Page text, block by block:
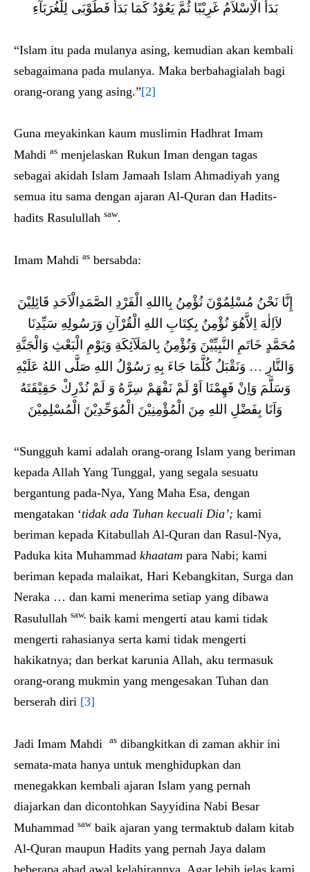
بَدَأَ الْاِسْلاَمُ غَرِيْبًا ثُمَّ يَعُوْدُ كَمَا بَدَأَ فَطُوْبَى لِلْغُرَبَآءِ
“Islam itu pada mulanya asing, kemudian akan kembali
sebagaimana pada mulanya. Maka berbahagialah bagi
orang-orang yang asing.”[2]
Guna meyakinkan kaum muslimin Hadhrat Imam
Mahdi as menjelaskan Rukun Iman dengan tagas
sebagai akidah Islam Jamaah Islam Ahmadiyah yang
semua itu sama dengan ajaran Al-Quran dan Hadits-
hadits Rasulullah saw.
Imam Mahdi as bersabda:
إِنَّا نَحْنُ مُسْلِمُوْنَ نُؤْمِنُ بِااللهِ الْفَرْدِ الصَّمَدِالْاَحَدِ قَائِلِيْنَ
لاَاِلٰهَ اِلاَّهُوَ نُؤْمِنُ بِكِتَابِ اللهِ الْقُرْآنِ وَرَسُولِهِ سَيِّدِنَا
مُحَمَّدٍ خَاتَمِ النَّبِيِّيْنَ وَنُؤْمِنُ بِالمَلَآئِكَةِ وَيَوْمِ الْبَعْثِ وَالْجَنَّةِ
وَالنَّارِ … وَنَقْبَلُ كُلَّمَا جَاءَ بِهِ رَسُوْلُ اللهِ صَلَّى اللهُ عَلَيْهِ
وَسَلَّمَ وَاِنْ فَهِمْنَا اَوْ لَمْ نَفْهَمْ سِرَّهُ وَ لَمْ نُدْرِكْ حَقِيْقَتَهُ
وَاَنَا بِفَضْلِ اللهِ مِنَ الْمُؤْمِنِيْنَ الْمُوَحِّدِيْنَ الْمُسْلِمِيْنَ
“Sungguh kami adalah orang-orang Islam yang beriman
kepada Allah Yang Tunggal, yang segala sesuatu
bergantung pada-Nya, Yang Maha Esa, dengan
mengatakan ‘tidak ada Tuhan kecuali Dia’; kami
beriman kepada Kitabullah Al-Quran dan Rasul-Nya,
Paduka kita Muhammad khaatam para Nabi; kami
beriman kepada malaikat, Hari Kebangkitan, Surga dan
Neraka … dan kami menerima setiap yang dibawa
Rasulullah saw, baik kami mengerti atau kami tidak
mengerti rahasianya serta kami tidak mengerti
hakikatnya; dan berkat karunia Allah, aku termasuk
orang-orang mukmin yang mengesakan Tuhan dan
berserah diri [3]
Jadi Imam Mahdi as dibangkitkan di zaman akhir ini
semata-mata hanya untuk menghidupkan dan
menegakkan kembali ajaran Islam yang pernah
diajarkan dan dicontohkan Sayyidina Nabi Besar
Muhammad sawbaik ajaran yang termaktub dalam kitab
Al-Quran maupun Hadits yang pernah Jaya dalam
beberapa abad awal kelahirannya. Agar lebih jelas kami